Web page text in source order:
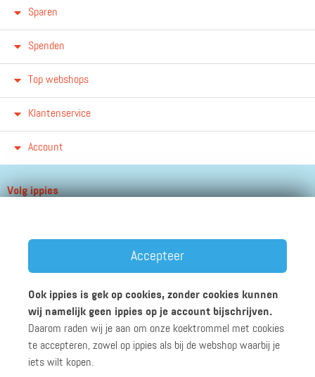
Sparen
Spenden
Top webshops
Klantenservice
Account
Volg ippies
Werken bij ippies Zakelijk
Algemene voorwaarden
Privacyverklaring
Accepteer
Ook ippies is gek op cookies, zonder cookies kunnen
wij namelijk geen ippies op je account bijschrijven.
Daarom raden wij je aan om onze koektrommel met cookies
te accepteren, zowel op ippies als bij de webshop waarbij je
iets wilt kopen.